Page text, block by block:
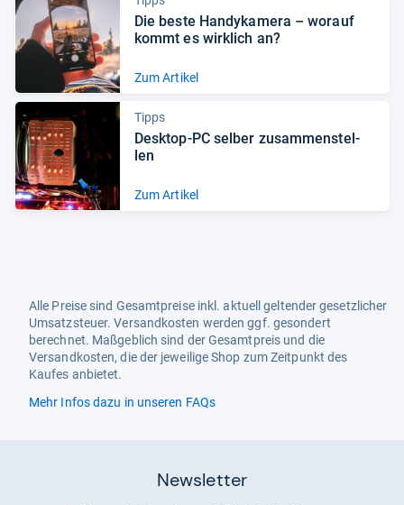
Die beste Han­dy­ka­mera – wor­auf
kommt es wirk­lich an?
Zum Artikel
Tipps
Desktop-​PC sel­ber zusam­men­stel­
len
Zum Artikel
Alle Preise sind Gesamtpreise inkl. aktuell geltender gesetzlicher
Umsatzsteuer. Versandkosten werden ggf. gesondert
berechnet. Maßgeblich sind der Gesamtpreis und die
Versandkosten, die der jeweilige Shop zum Zeitpunkt des
Kaufes anbietet.
Mehr Infos dazu in unseren FAQs
Newsletter